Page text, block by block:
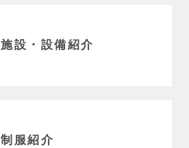
施設・設備紹介
制服紹介